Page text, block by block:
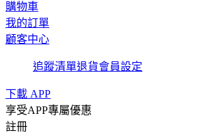
購物車
我的訂單
顧客中心
追蹤清單退貨會員設定
下載 APP
享受APP專屬優惠
註冊